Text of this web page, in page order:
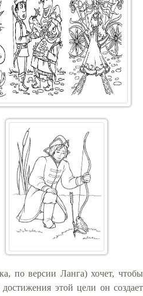
по версии Ланга) хочет, чтобы
этой цели он создает